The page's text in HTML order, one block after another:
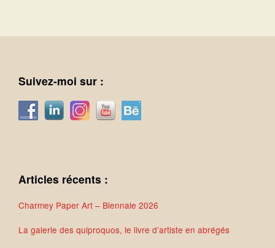
Suivez-moi sur :
Articles récents :
Charmey Paper Art – Biennale 2026
La galerie des quiproquos, le livre d’artiste en abrégés